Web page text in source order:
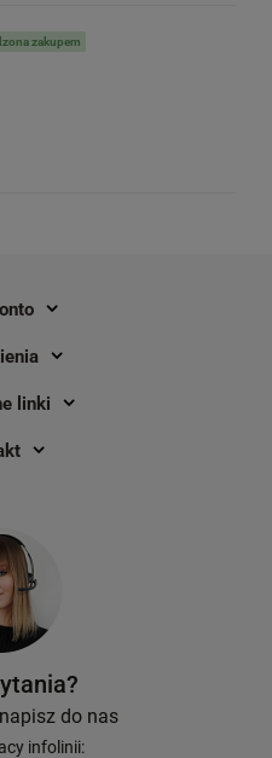
zakupem
linki
do nas
infolinii: